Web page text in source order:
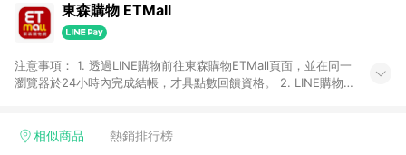
東森購物 ETMall
注意事項： 1. 透過LINE購物前往東森購物ETMall頁面，並在同一
瀏覽器於24小時內完成結帳，才具點數回饋資格。 2. LINE購物
單，皆不在點數回饋範圍內。 3. 如購買以下類別商品，將無法獲
相似商品 熱銷排行榜